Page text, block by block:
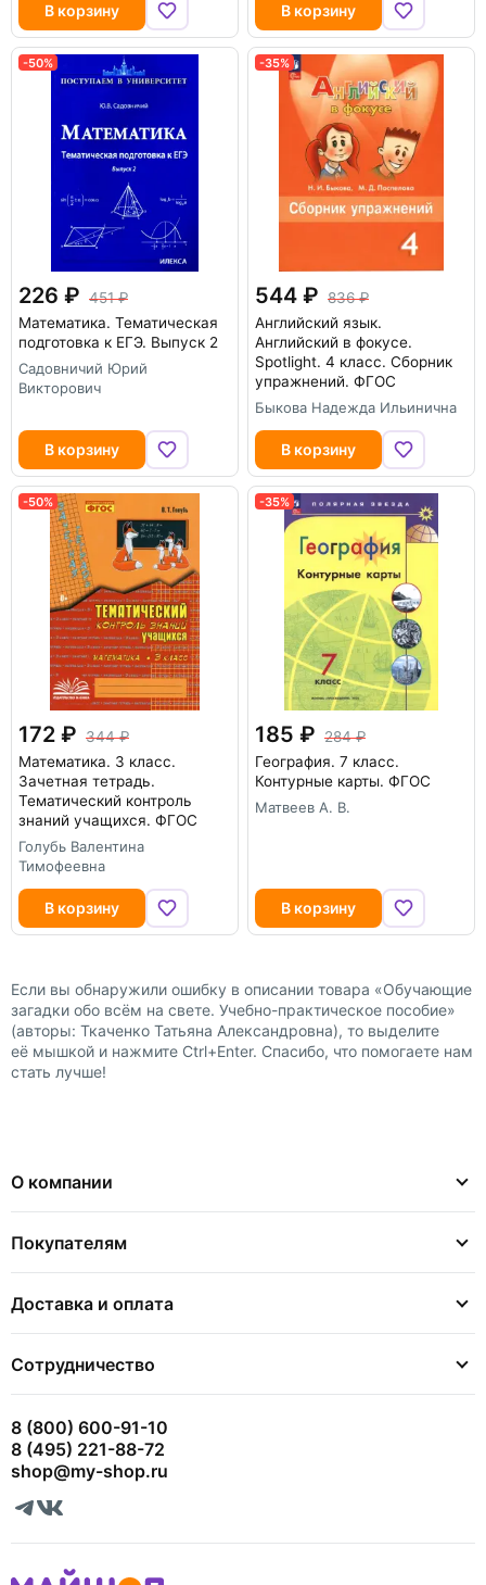
В корзину В корзину
-50%
226
451
Математика. Тематическая
подготовка к ЕГЭ. Выпуск 2
Садовничий Юрий
Викторович
В корзину
-35%
544
836
Английский язык.
Английский в фокусе.
Spotlight. 4 класс. Сборник
упражнений. ФГОС
Быкова Надежда Ильинична
В корзину
-50%
172
344
Математика. 3 класс.
Зачетная тетрадь.
Тематический контроль
знаний учащихся. ФГОС
Голубь Валентина
Тимофеевна
В корзину
-35%
185
284
География. 7 класс.
Контурные карты. ФГОС
Матвеев А. В.
В корзину
Если вы обнаружили ошибку в описании товара «Обучающие
загадки обо всём на свете. Учебно-практическое пособие»
(авторы: Ткаченко Татьяна Александровна), то выделите
её мышкой и нажмите Ctrl+Enter. Спасибо, что помогаете нам
стать лучше!
О компании
Покупателям
Доставка и оплата
Сотрудничество
8 (800) 600-91-10
8 (495) 221-88-72
shop@my-shop.ru